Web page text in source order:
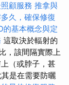
顧服務 推拿與
久，確保修復
的基本概念與定
這取決於輻射的
，該間隔實際上
（或脖子，甚
是在需要防曬